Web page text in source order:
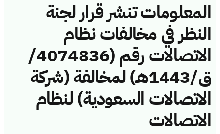
المعلومات تنشر قرار لجنة
النظر في مخالفات نظام
الاتصالات رقم (4074836/
ق/1443هـ) لمخالفة (شركة
الاتصالات السعودية) لنظام
الاتصالات